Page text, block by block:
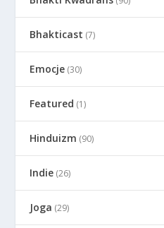
Bhakticast (7)
Emocje (30)
Featured (1)
Hinduizm (90)
Indie (26)
Joga (29)